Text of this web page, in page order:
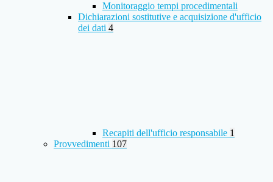
Monitoraggio tempi procedimentali
Dichiarazioni sostitutive e acquisizione d'ufficio
dei dati 4
Recapiti dell'ufficio responsabile 1
Provvedimenti 107